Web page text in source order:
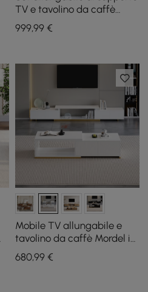
TV e tavolino da caffè
Quoint
999,99€
Mobile TV allungabile e
tavolino da caffè Mordel in
bianco
680,99€